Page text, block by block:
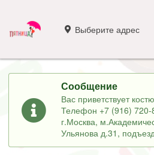
Выберите адрес
Сообщение
Вас приветствует
Телефон +7 (916)
г.Москва,
Ульянова д.31,